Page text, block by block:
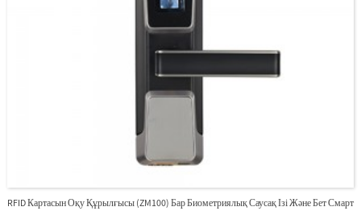
RFID Картасын Оқу Құрылғысы (ZM100) Бар Биометриялық Саусақ Ізі Және Бет Смарт